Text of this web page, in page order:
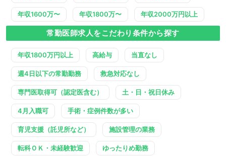
年収1600万〜 年収1800万〜 年収2000万円以上
常勤医師求人をこだわり条件から探す
年収1800万円以上 高給与 当直なし
週4日以下の常勤勤務 救急対応なし
専門医取得可（認定医含む） 土・日・祝日休み
4月入職可 手術・症例件数が多い
育児支援（託児所など） 施設管理の業務
転科ＯＫ・未経験歓迎 ゆったりめ勤務